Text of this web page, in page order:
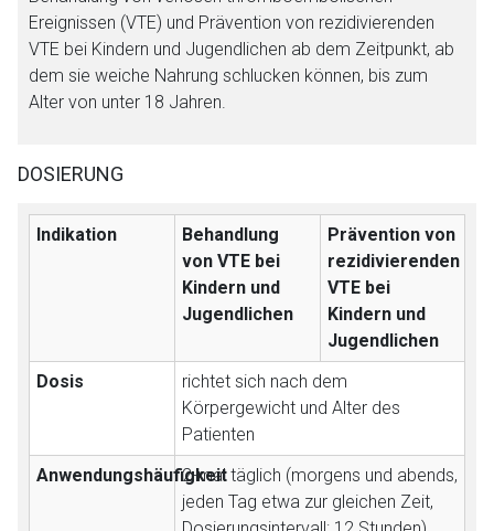
Ereignissen (VTE) und Prävention von rezidivierenden
VTE bei Kindern und Jugendlichen ab dem Zeitpunkt, ab
dem sie weiche Nahrung schlucken können, bis zum
Alter von unter 18 Jahren.
DOSIERUNG
Indikation
Be­handlung
von VTE bei
Kindern und
Jugendlichen
Prävention von
rezidivierenden
VTE bei
Kindern und
Jugendlichen
Dosis
richtet sich nach dem
Körpergewicht und Alter des
Patienten
Anwendungshäufigkeit2-mal täglich (morgens und abends,
jeden Tag etwa zur gleichen Zeit,
Aufruf einer externen Seite
Der von Ihnen aufgerufene Link öffnet eine externe Web-
Seite. Für die Inhalte der externen Web-Seite ist deren
Betreiber verantwortlich. Ebenso gelten dort ggf. andere